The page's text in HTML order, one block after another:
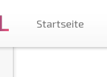
Startseite